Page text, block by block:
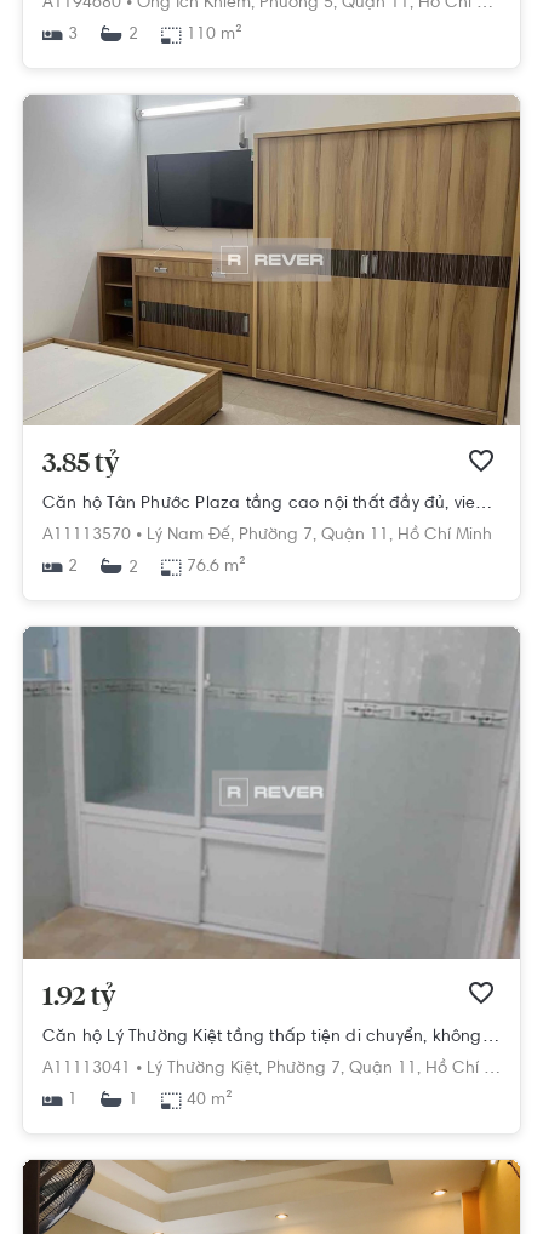
A1194680 • Ông Ích Khiêm, Phường 5, Quận 11, Hồ Chí Minh
3
2 110 m²
3.85 tỷ
Căn hộ Tân Phước Plaza tầng cao nội thất đầy đủ, view thoáng mát
A11113570 • Lý Nam Đế, Phường 7, Quận 11, Hồ Chí Minh
2
2 76.6 m²
1.92 tỷ
Căn hộ Lý Thường Kiệt tầng thấp tiện di chuyển, không có nội thất.
A11113041 • Lý Thường Kiệt, Phường 7, Quận 11, Hồ Chí Minh
1 40 m²